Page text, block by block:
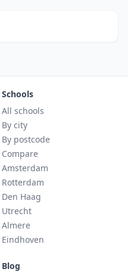
Schools
All schools
By city
By postcode
Compare
Amsterdam
Rotterdam
Den Haag
Utrecht
Almere
Eindhoven
Blog